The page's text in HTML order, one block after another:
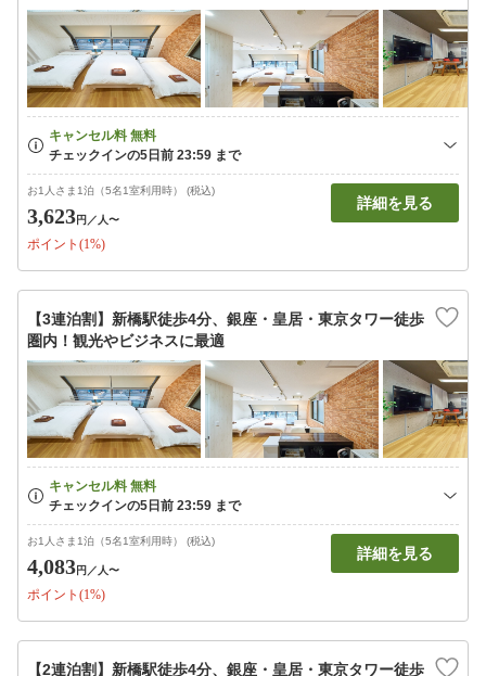
お1人さま1泊（5名1室利用時） (税込)
3,623円 ／人〜
ポイント(1%)
詳細を見る
【3連泊割】新橋駅徒歩4分、銀座・皇居・東京タワー徒歩
圏内！観光やビジネスに最適
お1人さま1泊（5名1室利用時） (税込)
4,083円 ／人〜
ポイント(1%)
詳細を見る
【2連泊割】新橋駅徒歩4分、銀座・皇居・東京タワー徒歩